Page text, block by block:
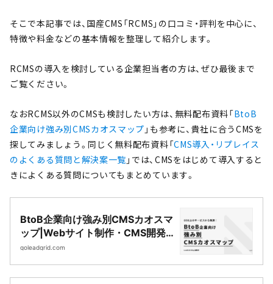
そこで本記事では、国産CMS「RCMS」の口コミ・評判を中心に、
特徴や料金などの基本情報を整理して紹介します。
RCMSの導入を検討している企業担当者の方は、ぜひ最後まで
ご覧ください。
なおRCMS以外のCMSも検討したい方は、無料配布資料「BtoB
企業向け強み別CMSカオスマップ 」も参考に、貴社に合うCMSを
探してみましょう。同じく無料配布資料「CMS導入・リプレイス
のよくある質問と解決案一覧 」では、CMSをはじめて導入すると
きによくある質問についてもまとめています。
BtoB企業向け強み別CMSカオスマ
ップ|Webサイト制作・CMS開発
｜LeadGrid
goleadgrid.com